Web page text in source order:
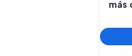
más